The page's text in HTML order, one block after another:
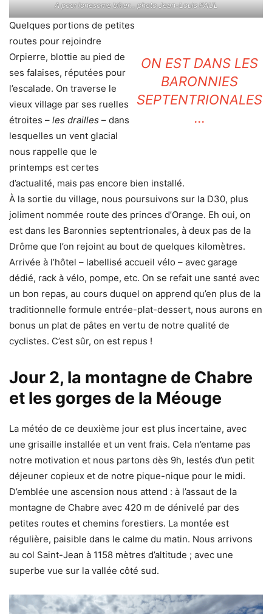
A poor lonesome biker… photo Jean-Louis PAUL
ON EST DANS LES
BARONNIES
SEPTENTRIONALES
…
Quelques portions de petites
routes pour rejoindre
Orpierre, blottie au pied de
ses falaises, réputées pour
l’escalade. On traverse le
vieux village par ses ruelles
étroites – les drailles – dans
lesquelles un vent glacial
nous rappelle que le
printemps est certes
d’actualité, mais pas encore bien installé.
À la sortie du village, nous poursuivons sur la D30, plus
joliment nommée route des princes d’Orange. Eh oui, on
est dans les Baronnies septentrionales, à deux pas de la
Drôme que l’on rejoint au bout de quelques kilomètres.
Arrivée à l’hôtel – labellisé accueil vélo – avec garage
dédié, rack à vélo, pompe, etc. On se refait une santé avec
un bon repas, au cours duquel on apprend qu’en plus de la
traditionnelle formule entrée-plat-dessert, nous aurons en
bonus un plat de pâtes en vertu de notre qualité de
cyclistes. C’est sûr, on est repus !
Jour 2, la montagne de Chabre
et les gorges de la Méouge
La météo de ce deuxième jour est plus incertaine, avec
une grisaille installée et un vent frais. Cela n’entame pas
notre motivation et nous partons dès 9h, lestés d’un petit
déjeuner copieux et de notre pique-nique pour le midi.
D’emblée une ascension nous attend : à l’assaut de la
montagne de Chabre avec 420 m de dénivelé par des
petites routes et chemins forestiers. La montée est
régulière, paisible dans le calme du matin. Nous arrivons
au col Saint-Jean à 1158 mètres d’altitude ; avec une
superbe vue sur la vallée côté sud.